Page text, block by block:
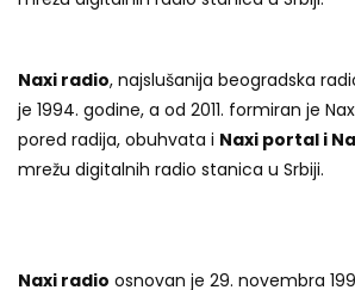
Naxi radio, najslušanija beogradska
je 1994. godine, a od 2011. formiran je
pored radija, obuhvata i Naxi portal i
mrežu digitalnih radio stanica u Srbiji.
Naxi radio osnovan je 29. novembra